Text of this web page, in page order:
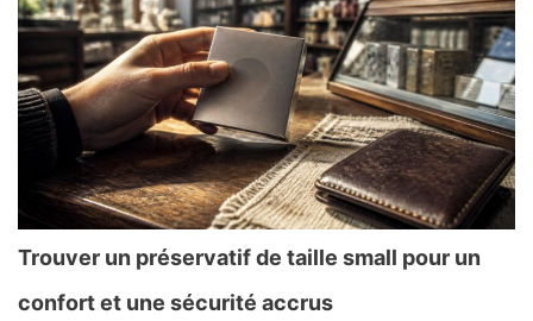
Trouver un préservatif de taille small pour un
confort et une sécurité accrus